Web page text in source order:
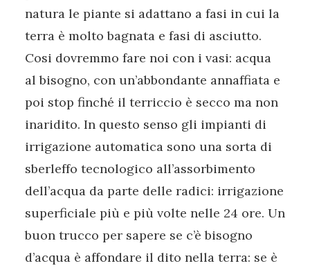
natura le piante si adattano a fasi in cui la
terra è molto bagnata e fasi di asciutto.
Cosi dovremmo fare noi con i vasi: acqua
al bisogno, con un’abbondante annaffiata e
poi stop finché il terriccio è secco ma non
inaridito. In questo senso gli impianti di
irrigazione automatica sono una sorta di
sberleffo tecnologico all’assorbimento
dell’acqua da parte delle radici: irrigazione
superficiale più e più volte nelle 24 ore. Un
buon trucco per sapere se c’è bisogno
d’acqua è affondare il dito nella terra: se è